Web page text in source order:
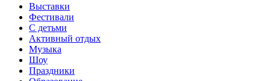
Выставки
Фестивали
С детьми
Активный отдых
Музыка
Шоу
Праздники